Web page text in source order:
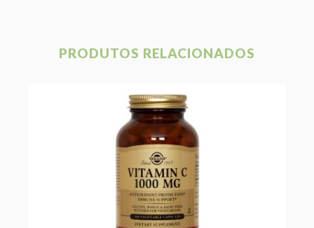
PRODUTOS RELACIONADOS